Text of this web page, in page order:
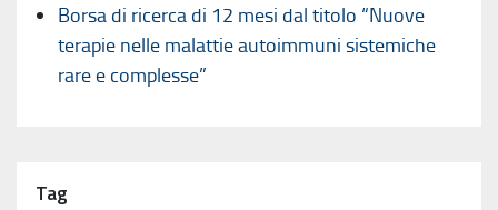
Borsa di ricerca di 12 mesi dal titolo “Nuove
terapie nelle malattie autoimmuni sistemiche
rare e complesse”
Tag